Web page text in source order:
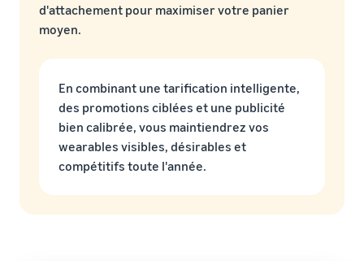
d'attachement pour maximiser votre panier
moyen.
En combinant une tarification intelligente,
des promotions ciblées et une publicité
bien calibrée, vous maintiendrez vos
wearables visibles, désirables et
compétitifs toute l'année.